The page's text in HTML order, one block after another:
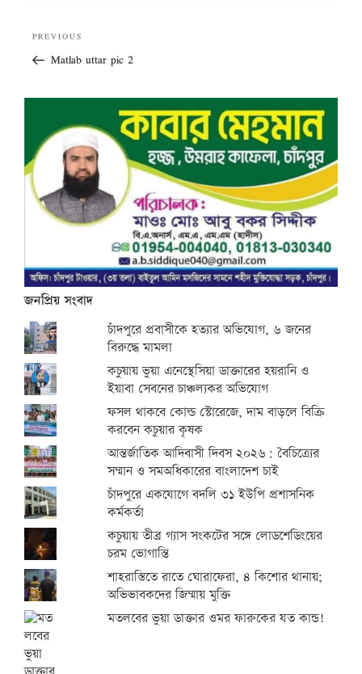
navigation
Previous
Post
PREVIOUS
Matlab uttar pic 2
জনপ্রিয় সংবাদ
চাঁদপুরে প্রবাসীকে হত্যার অভিযোগ, ৬ জনের
বিরুদ্ধে মামলা
কচুয়ায় ভুয়া এনেস্থেসিয়া ডাক্তারের হয়রানি ও
ইয়াবা সেবনের চাঞ্চল্যকর অভিযোগ
ফসল থাকবে কোল্ড স্টোরেজে, দাম বাড়লে বিক্রি
করবেন কচুয়ার কৃষক
আন্তর্জাতিক আদিবাসী দিবস ২০২৬: বৈচিত্র্যের
সম্মান ও সমঅধিকারের বাংলাদেশ চাই
চাঁদপুরে একযোগে বদলি ৩১ ইউপি প্রশাসনিক
কর্মকর্তা
কচুয়ায় তীব্র গ্যাস সংকটের সঙ্গে লোডশেডিংয়ের
চরম ভোগান্তি
শাহরাস্তিতে রাতে ঘোরাফেরা, ৪ কিশোর থানায়;
অভিভাবকদের জিম্মায় মুক্তি
মতলবের ভুয়া ডাক্তার ওমর ফারুকের যত কান্ড!